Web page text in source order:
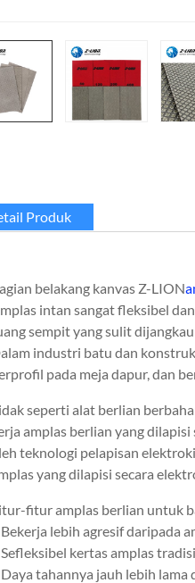
Produk
belakang kanvas Z-LION
intan sangat fleksibel
sempit yang sulit
industri batu dan
pada meja dapur, dan
seperti alat berlian
amplas berlian yang
teknologi pelapisan
yang dilapisi secara
fitur amplas berlian untuk
lebih agresif daripada
kertas amplas
tahannya jauh lebih